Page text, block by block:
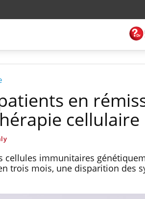
en
cellulaire
cellules immunitaires
trois mois, une disparition des